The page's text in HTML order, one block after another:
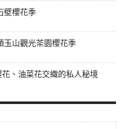
壁櫻花季
玉山觀光茶園櫻花季
、油菜花交織的私人秘境